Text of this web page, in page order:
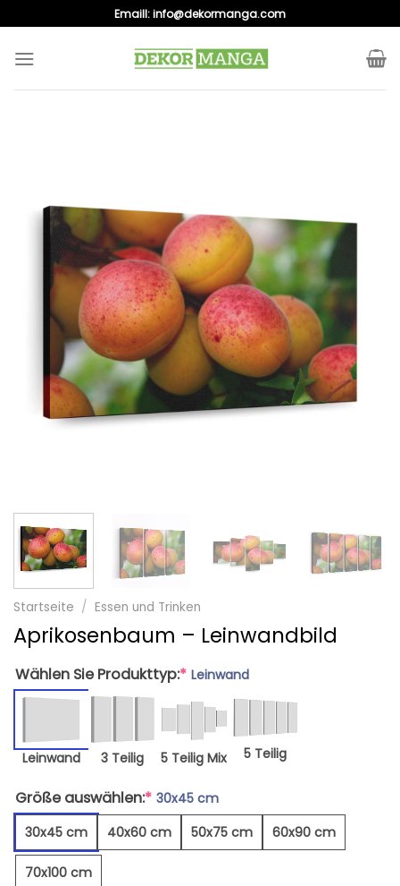
to
content
Emaill:info@dekormanga.com
Startseite / Essen und Trinken
Aprikosenbaum – Leinwandbild
Wählen Sie Produkttyp:* Leinwand
Leinwand 3 Teilig 5 Teilig Mix 5 Teilig
Größe auswählen:* 30x45 cm
30x45 cm
40x60 cm 50x75 cm 60x90 cm
70x100 cm